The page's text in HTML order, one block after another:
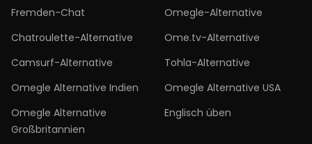
Fremden-Chat
Omegle-Alternative
Chatroulette-Alternative
Ome.tv-Alternative
Camsurf-Alternative
Tohla-Alternative
Omegle Alternative Indien
Omegle Alternative USA
Omegle Alternative
Großbritannien
Englisch üben